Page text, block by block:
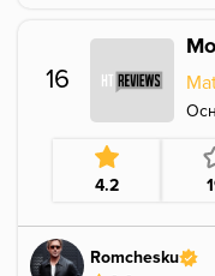
максимально сухой, и
Как абрикос, это
(да, такое тоже
Ещё косточка
тему, так она тут ещё и
16
4.2
Romchesku